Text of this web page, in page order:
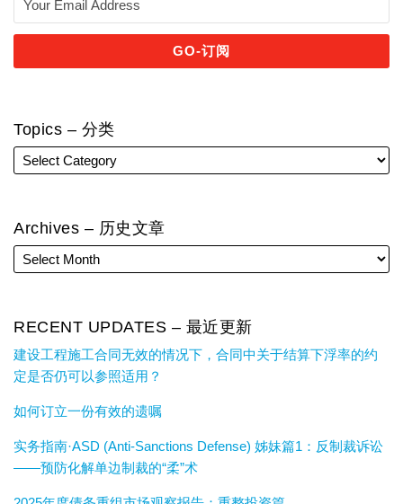
Topics – 分类
Archives – 历史文章
RECENT UPDATES – 最近更新
建设工程施工合同无效的情况下，合同中关于结算下浮率的约
定是否仍可以参照适用？
如何订立一份有效的遗嘱
实务指南·ASD (Anti-Sanctions Defense) 姊妹篇1：反制裁诉讼
——预防化解单边制裁的“柔”术